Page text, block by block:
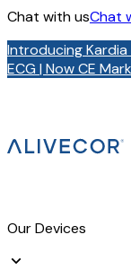
Chat with usChat
Introducing
ECG | Now CE
Our Devices